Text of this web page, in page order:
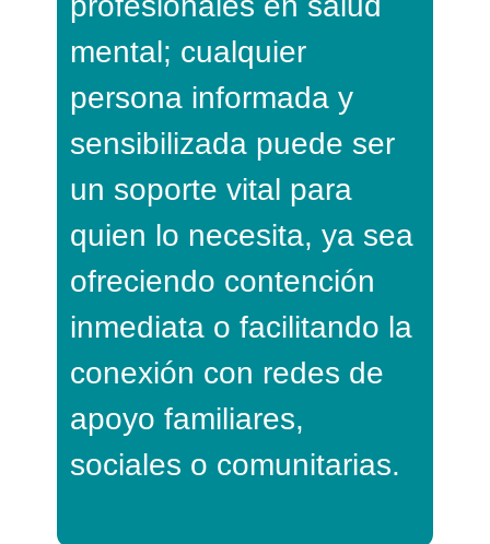
mental; cualquier
persona informada y
sensibilizada puede ser
un soporte vital para
quien lo necesita, ya sea
ofreciendo contención
inmediata o facilitando la
conexión con redes de
apoyo familiares,
sociales o comunitarias.